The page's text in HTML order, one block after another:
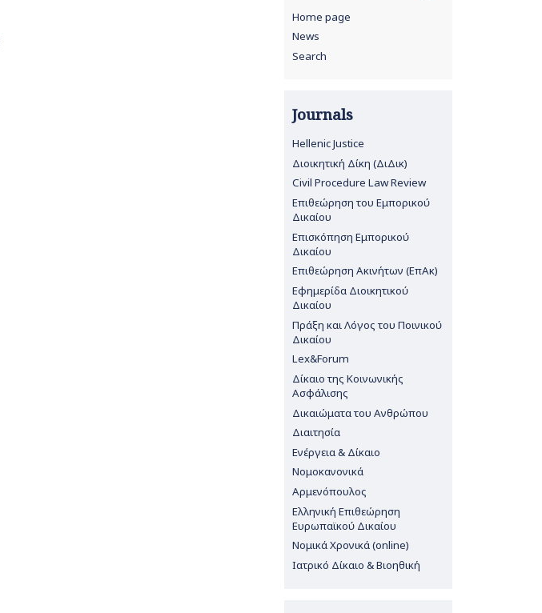
Home page
News
Search
Journals
Hellenic Justice
Διοικητική Δίκη (ΔιΔικ)
Civil Procedure Law Review
Επιθεώρηση του Εμπορικού
Δικαίου
Επισκόπηση Εμπορικού
Δικαίου
Επιθεώρηση Ακινήτων (ΕπΑκ)
Εφημερίδα Διοικητικού
Δικαίου
Πράξη και Λόγος του Ποινικού
Δικαίου
Lex&Forum
Δίκαιο της Κοινωνικής
Ασφάλισης
Δικαιώματα του Ανθρώπου
Διαιτησία
Ενέργεια & Δίκαιο
Νομοκανονικά
Αρμενόπουλος
Ελληνική Επιθεώρηση
Ευρωπαϊκού Δικαίου
Νομικά Χρονικά (online)
Ιατρικό Δίκαιο & Βιοηθική